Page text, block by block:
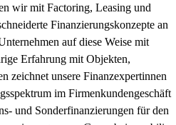
wir mit Factoring, Leasing und
Finanzierungskonzepte an
auf diese Weise mit
Erfahrung mit Objekten,
zeichnet unsere Finanzexpertinnen
im Firmenkundengeschäft
und Sonderfinanzierungen für den